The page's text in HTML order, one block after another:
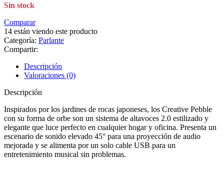
Sin stock
Comparar
14 están viendo este producto
Categoría: Parlante
Compartir:
Descripción
Valoraciones (0)
Descripción
Inspirados por los jardines de rocas japoneses, los Creative Pebble
con su forma de orbe son un sistema de altavoces 2.0 estilizado y
elegante que luce perfecto en cualquier hogar y oficina. Presenta un
escenario de sonido elevado 45° para una proyección de audio
mejorada y se alimenta por un solo cable USB para un
entretenimiento musical sin problemas.